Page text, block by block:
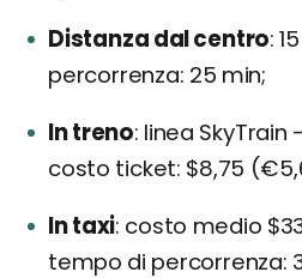
Distanza dal centro
percorrenza: 25 min;
In treno linea SkyTrain
costo ticket: $8,75
In taxi costo medio
tempo di percorrenza: